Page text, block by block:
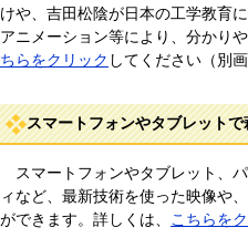
けや、吉田松陰が日本の工学教育
アニメーション等により、分かり
ちらをクリック してください（別
スマートフォンやタブレット
スマートフォンやタブレット、
ィなど、最新技術を使った映像や
ができます。詳しくは、
こちらを